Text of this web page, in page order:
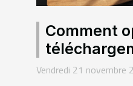
Comment
une
Vendredi 21 novembre